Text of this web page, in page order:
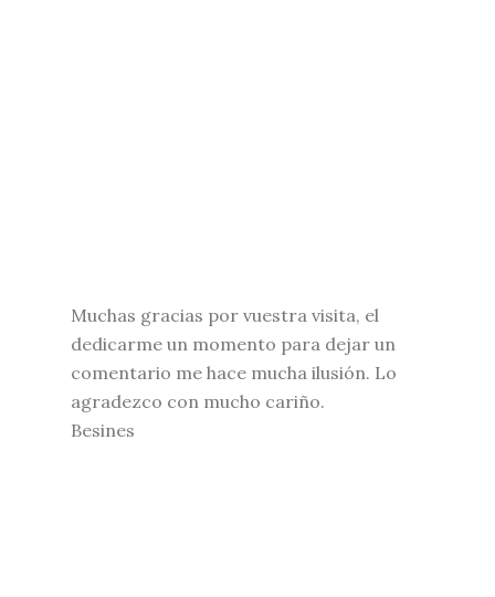
Muchas gracias por vuestra visita, el
dedicarme un momento para dejar un
comentario me hace mucha ilusión. Lo
agradezco con mucho cariño.
Besines